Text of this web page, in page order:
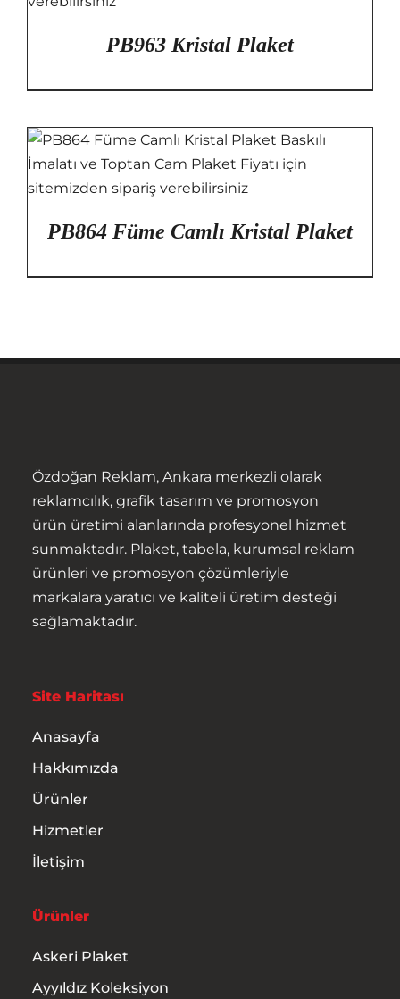
PB963 Kristal Plaket
PB864 Füme Camlı Kristal Plaket
Özdoğan Reklam, Ankara merkezli olarak
reklamcılık, grafik tasarım ve promosyon
ürün üretimi alanlarında profesyonel hizmet
sunmaktadır. Plaket, tabela, kurumsal reklam
ürünleri ve promosyon çözümleriyle
markalara yaratıcı ve kaliteli üretim desteği
sağlamaktadır.
Site Haritası
Anasayfa
Hakkımızda
Ürünler
Hizmetler
İletişim
Ürünler
Askeri Plaket
Ayyıldız Koleksiyon
Ürünler
Hizmetler
İletişim